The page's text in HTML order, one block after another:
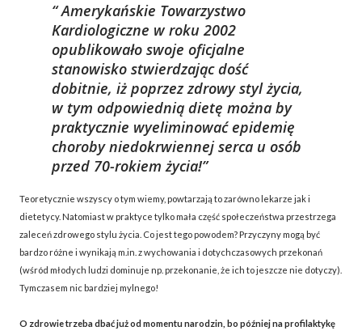
Amerykańskie Towarzystwo
Kardiologiczne w roku 2002
opublikowało swoje oficjalne
stanowisko stwierdzając dość
dobitnie, iż poprzez zdrowy styl życia,
w tym odpowiednią dietę można by
praktycznie wyeliminować epidemię
choroby niedokrwiennej serca u osób
przed 70-rokiem życia!
Teoretycznie wszyscy o tym wiemy, powtarzają to zarówno lekarze jak i
dietetycy. Natomiast w praktyce tylko mała część społeczeństwa przestrzega
zaleceń zdrowego stylu życia. Co jest tego powodem? Przyczyny mogą być
bardzo różne i wynikają m.in. z wychowania i dotychczasowych przekonań
(wśród młodych ludzi dominuje np. przekonanie, że ich to jeszcze nie dotyczy).
Tymczasem nic bardziej mylnego!
O zdrowie trzeba dbać już od momentu narodzin, bo później na profilaktykę